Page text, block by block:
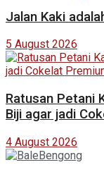
Jalan Kaki
5 August 2026
Ratusan Petani
Biji agar jadi
4 August 2026